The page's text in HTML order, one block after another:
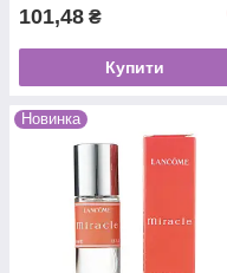
101,48 ₴
Купити
Новинка